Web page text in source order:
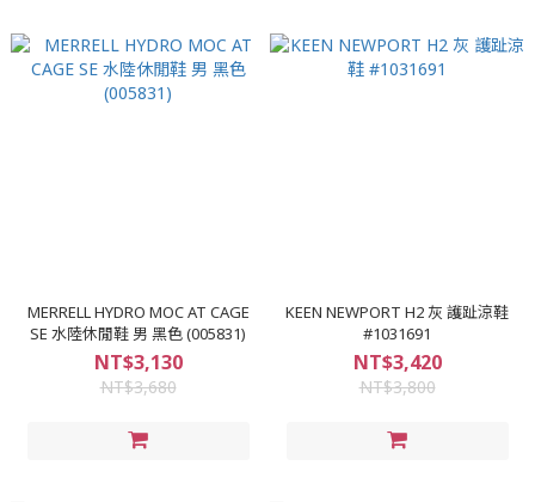
MERRELL HYDRO MOC AT CAGE
SE 水陸休閒鞋 男 黑色 (005831)
NT$3,130
NT$3,680
KEEN NEWPORT H2 灰 護趾涼鞋
#1031691
NT$3,420
NT$3,800